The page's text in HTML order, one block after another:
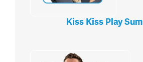
Kiss Kiss Play